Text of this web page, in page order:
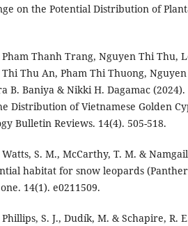
on the Potential Distribution of
Thanh Trang, Nguyen Thi Thu,
Thu An, Pham Thi Thuong,
B. Baniya & Nikki H. Dagamac
Distribution of Vietnamese Golden
Bulletin Reviews. 14(4). 505-518.
S. M., McCarthy, T. M. &
habitat for snow leopards
14(1). e0211509.
S. J., Dudík, M. & Schapire, R.